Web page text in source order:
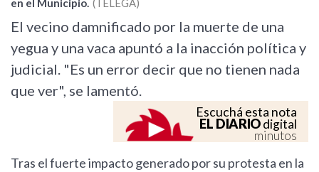
en el Municipio. TELEGA
El vecino damnificado por la muerte de una
yegua y una vaca apuntó a la inacción política y
judicial. "Es un error decir que no tienen nada
que ver", se lamentó.
Escuchá esta nota
EL DIARIOdigital
minutos
Tras el fuerte impacto generado por su protesta en la